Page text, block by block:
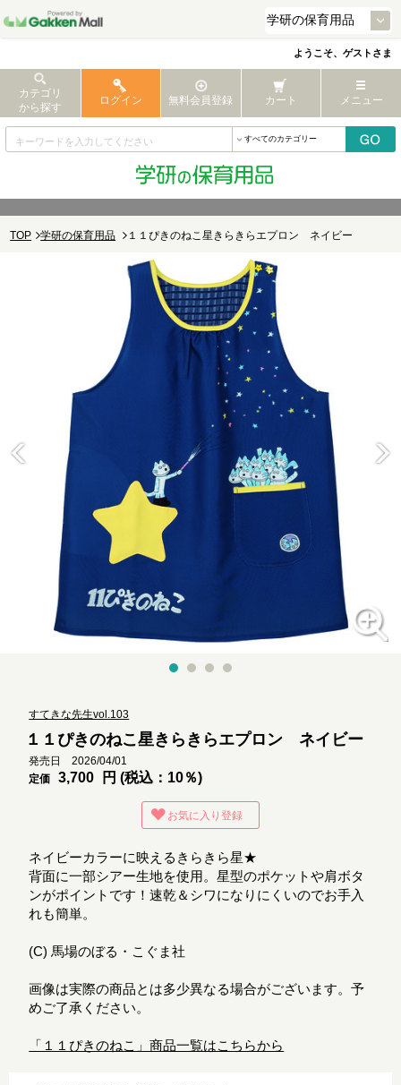
ようこそ、ゲストさま
カテゴリ
から探す
ログイン 無料会員登録 カート メニュー
TOP 学研の保育用品 １１ぴきのねこ星きらきらエプロン ネイビー
すてきな先生vol.103
１１ぴきのねこ星きらきらエプロン ネイビー
発売日 2026/04/01
定価
3,700 円 (税込：10％)
お気に入り登録
ネイビーカラーに映えるきらきら星★
背面に一部シアー生地を使用。星型のポケットや肩ボタ
ンがポイントです！速乾＆シワになりにくいのでお手入
れも簡単。
(C) 馬場のぼる・こぐま社
画像は実際の商品とは多少異なる場合がございます。予
めご了承ください。
「１１ぴきのねこ」商品一覧はこちらから